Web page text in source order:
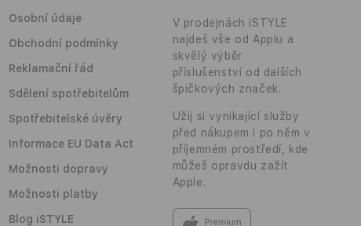
Osobní údaje
Obchodní podmínky
Reklamační řád
Sdělení spotřebitelům
Spotřebitelské úvěry
Informace EU Data Act
Možnosti dopravy
Možnosti platby
Blog iSTYLE
V prodejnách iSTYLE
najdeš vše od Applu a
skvělý výběr
příslušenství od dalších
špičkových značek.
Užij si vynikající služby
před nákupem i po něm v
příjemném prostředí, kde
můžeš opravdu zažít
Apple.